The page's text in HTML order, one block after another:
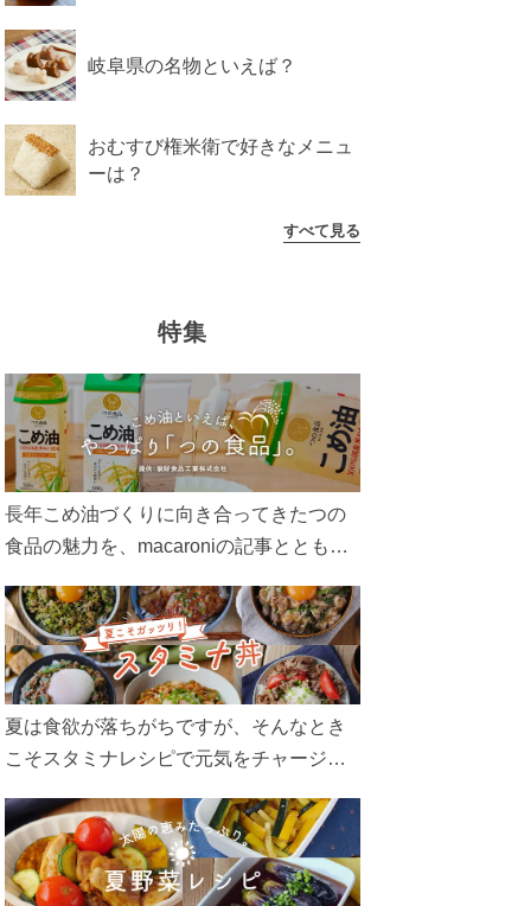
岐阜県の名物といえば？
おむすび権米衛で好きなメニュ
ーは？
すべて見る
特集
長年こめ油づくりに向き合ってきたつの
食品の魅力を、macaroniの記事とともに
ん、製造現場や品質へのこだわりまで。
こめ油をもっと好きになるコンテンツを
ぜひお楽しみください。
夏は食欲が落ちがちですが、そんなとき
こそスタミナレシピで元気をチャージ！
リ食べて、夏バテを吹き飛ばしましょ
う！